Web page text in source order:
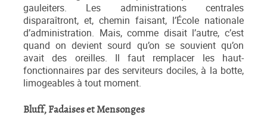
gauleiters. Les administrations centrales
disparaîtront, et, chemin faisant, l’École nationale
d’administration. Mais, comme disait l’autre, c’est
quand on devient sourd qu’on se souvient qu’on
avait des oreilles. Il faut remplacer les haut-
fonctionnaires par des serviteurs dociles, à la botte,
limogeables à tout moment.
Bluff, Fadaises etMensonges